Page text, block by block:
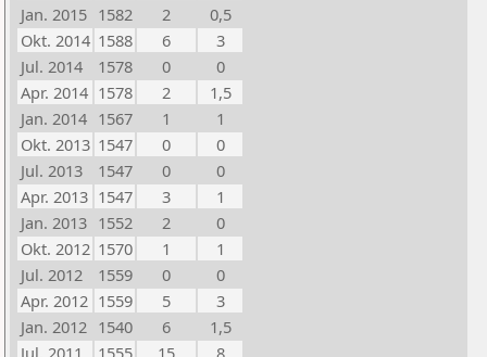
Jan. 2015 1582 2
0,5
Okt. 2014 1588 6
3
Jul. 2014
1578 0
0
Apr. 2014 1578 2
1,5
Jan. 2014 1567 1
1
Okt. 2013 1547 0
0
Jul. 2013
1547 0
0
Apr. 2013 1547 3
1
Jan. 2013 1552 2
0
Okt. 2012 1570 1
1
Jul. 2012
1559 0
0
Apr. 2012 1559 5
3
Jan. 2012 1540 6
1,5
Jul. 2011
1555 15
8